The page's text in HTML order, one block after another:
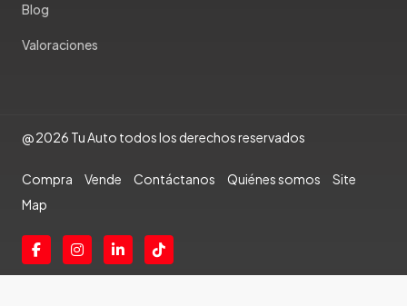
Blog
Valoraciones
@ 2026 Tu Auto todos los derechos reservados
Compra Vende Contáctanos Quiénes somos
Site
Map